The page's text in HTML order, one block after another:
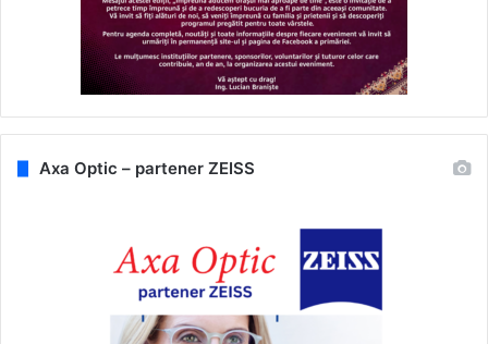
Axa Optic – partener ZEISS